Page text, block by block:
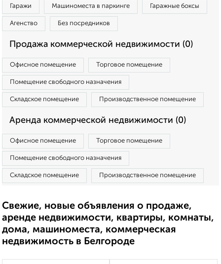
Гаражи Машиноместа в паркинге Гаражные боксы
Агенство Без посредников
Продажа коммерческой недвижимости (0)
Офисное помещение Торговое помещение
Помещение свободного назначения
Складское помещение Производственное помещение
Аренда коммерческой недвижимости (0)
Офисное помещение Торговое помещение
Помещение свободного назначения
Складское помещение Производственное помещение
Свежие, новые объявления о продаже,
аренде недвижимости, квартиры, комнаты,
дома, машиноместа, коммерческая
недвижимость в Белгороде